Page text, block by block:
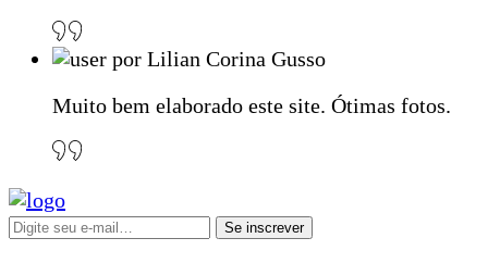
por Lilian Corina Gusso
Muito bem elaborado este site. Ótimas fotos.
Se inscrever